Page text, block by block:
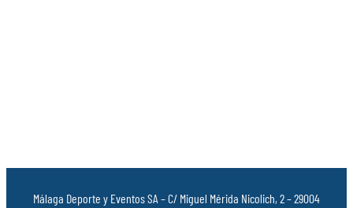
Málaga Deporte y Eventos SA – C/ Miguel Mérida Nicolich, 2 – 29004